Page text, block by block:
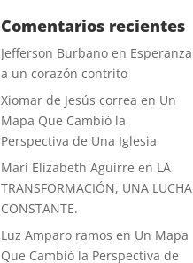
Comentarios recientes
Jefferson Burbano en Esperanza
a un corazón contrito
Xiomar de Jesús correa en Un
Mapa Que Cambió la
Perspectiva de Una Iglesia
Mari Elizabeth Aguirre en LA
TRANSFORMACIÓN, UNA LUCHA
CONSTANTE.
Luz Amparo ramos en Un Mapa
Que Cambió la Perspectiva de